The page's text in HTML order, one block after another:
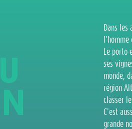
U
N
Dans
Le
ses
monde,
région
classer
C'est
grande